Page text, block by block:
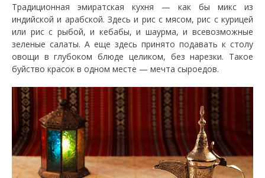
Традиционная эмиратская кухня — как бы микс из
индийской и арабской. Здесь и рис с мясом, рис с курицей
или рис с рыбой, и кебабы, и шаурма, и всевозможные
зеленые салаты. А еще здесь принято подавать к столу
овощи в глубоком блюде целиком, без нарезки. Такое
буйство красок в одном месте — мечта сыроедов.